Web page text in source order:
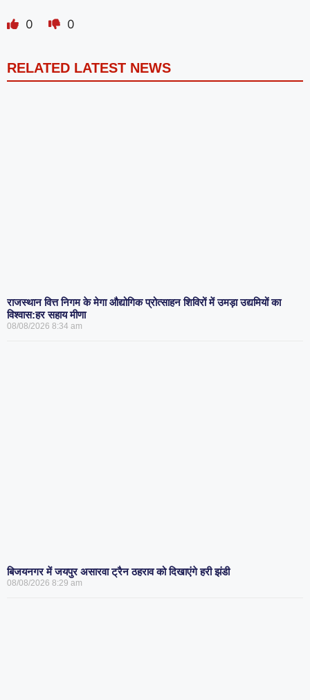
0 0
RELATED LATEST NEWS
राजस्थान वित्त निगम के मेगा औद्योगिक प्रोत्साहन शिविरों में उमड़ा उद्यमियों का
विश्वास:हर सहाय मीणा
08/08/2026 8:34 am
बिजयनगर में जयपुर असारवा ट्रैन ठहराव को दिखाएंगे हरी झंडी
08/08/2026 8:29 am